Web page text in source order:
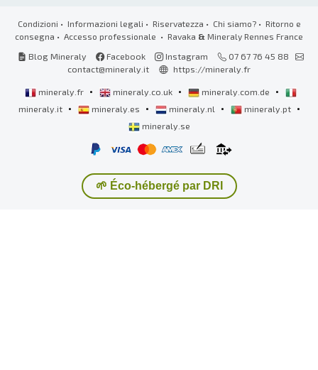
Condizioni • Informazioni legali • Riservatezza • Chi siamo?• Ritorno e
consegna • Accesso professionale • Ravaka & Mineraly Rennes France
Blog Mineraly
Facebook Instagram
07 67 76 45 88
contact@mineraly.it
https://mineraly.fr
mineraly.fr • mineraly.co.uk • mineraly.com.de •
mineraly.it • mineraly.es • mineraly.nl • mineraly.pt •
mineraly.se
🌱 Éco-hébergé par DRI